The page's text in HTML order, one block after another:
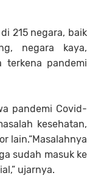
215 negara, baik
negara kaya,
terkena pandemi
pandemi Covid-
kesehatan,
lain.“Masalahnya
sudah masuk ke
ujarnya.